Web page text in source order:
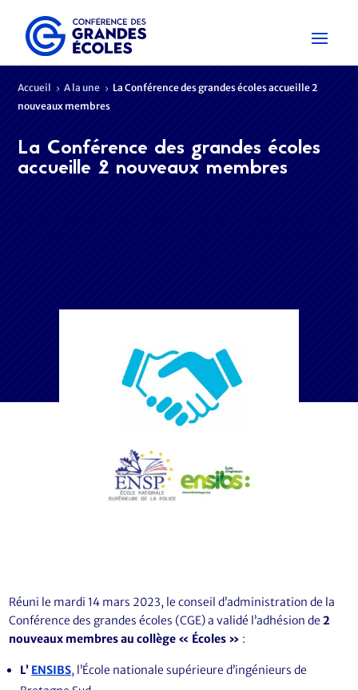
Accueil 5 A la une 5 La Conférence des grandes écoles accueille 2
nouveaux membres
La Conférence des grandes écoles
accueille 2 nouveaux membres
Réuni le mardi 14 mars 2023, le conseil d’administration de la
Conférence des grandes écoles (CGE) a validé l’adhésion de2
nouveaux membres au collège « Écoles » :
L’ ENSIBS, l’École nationale supérieure d’ingénieurs de